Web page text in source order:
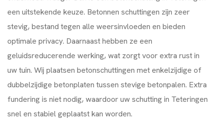
een uitstekende keuze. Betonnen schuttingen zijn zeer
stevig, bestand tegen alle weersinvloeden en bieden
optimale privacy. Daarnaast hebben ze een
geluidsreducerende werking, wat zorgt voor extra rust in
uw tuin. Wij plaatsen betonschuttingen met enkelzijdige of
dubbelzijdige betonplaten tussen stevige betonpalen. Extra
fundering is niet nodig, waardoor uw schutting in Teteringen
snel en stabiel geplaatst kan worden.